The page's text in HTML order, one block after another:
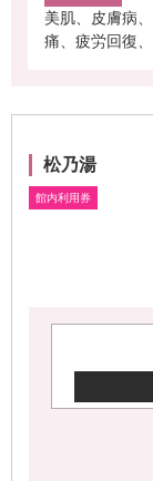
美肌、皮膚病
痛、疲労回復
松乃湯